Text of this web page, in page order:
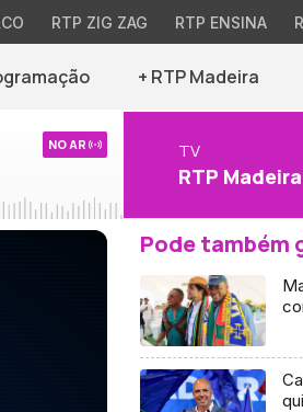
RTP ZIG ZAG RTP ENSINA
+ RTP Madeira
NO AR TV
RTP Madeira
Pode também